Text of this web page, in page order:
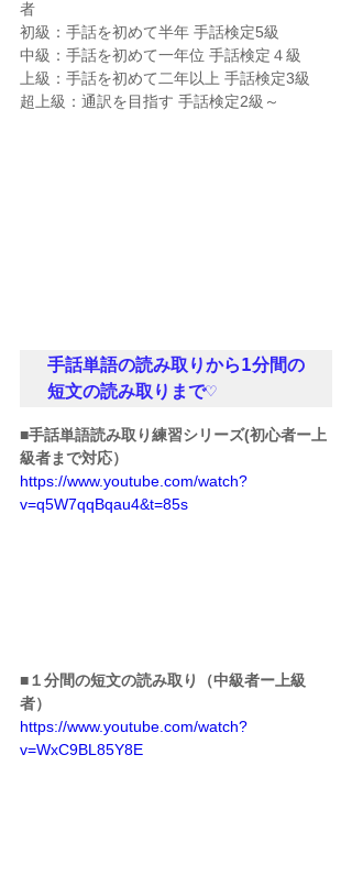
者
初級：手話を初めて半年 手話検定5級
中級：手話を初めて一年位 手話検定４級
上級：手話を初めて二年以上 手話検定3級
超上級：通訳を目指す 手話検定2級～
手話単語の読み取りから1分間の
短文の読み取りまで♡
■手話単語読み取り練習シリーズ(初心者ー上
級者まで対応）
https://www.youtube.com/watch?
v=q5W7qqBqau4&t=85s
■１分間の短文の読み取り（中級者ー上級
者）
https://www.youtube.com/watch?
v=WxC9BL85Y8E